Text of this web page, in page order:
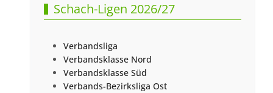
Schach-Ligen 2026/27
Verbandsliga
Verbandsklasse Nord
Verbandsklasse Süd
Verbands-Bezirksliga Ost